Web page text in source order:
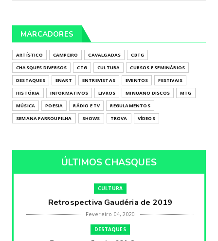
MARCADORES
ARTÍSTICO CAMPEIRO CAVALGADAS
CBTG
CHASQUES DIVERSOS
CTG CULTURA
CURSOS E SEMINÁRIOS
DESTAQUES
ENART ENTREVISTAS EVENTOS
FESTIVAIS
HISTÓRIA
INFORMATIVOS LIVROS MINUANO DISCOS
MTG
MÚSICA
POESIA RÁDIO E TV
REGULAMENTOS
SEMANA FARROUPILHA
SHOWS TROVA VÍDEOS
ÚLTIMOS CHASQUES
CULTURA
Retrospectiva Gaudéria de 2019
Fevereiro 04, 2020
DESTAQUES